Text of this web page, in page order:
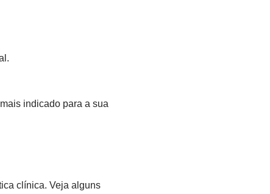
indicado para a sua
clínica. Veja alguns